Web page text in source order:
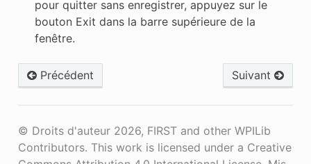
pour quitter sans enregistrer, appuyez sur le
bouton Exit dans la barre supérieure de la
fenêtre.
Précédent Suivant
© Droits d'auteur 2026, FIRST and other WPILib
Contributors. This work is licensed under a Creative